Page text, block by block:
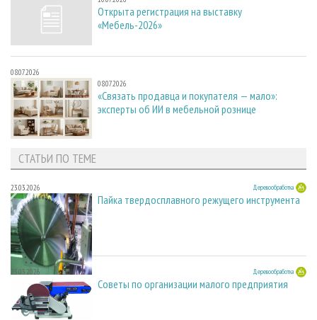
Открыта регистрация на выставку
«Мебель-2026»
08.07.2026
08.07.2026
«Связать продавца и покупателя — мало»:
эксперты об ИИ в мебельной рознице
СТАТЬИ ПО ТЕМЕ
23.03.2026 Деревообработка
Пайка твердосплавного режущего инструмента
23.03.2026 Деревообработка
Советы по организации малого предприятия